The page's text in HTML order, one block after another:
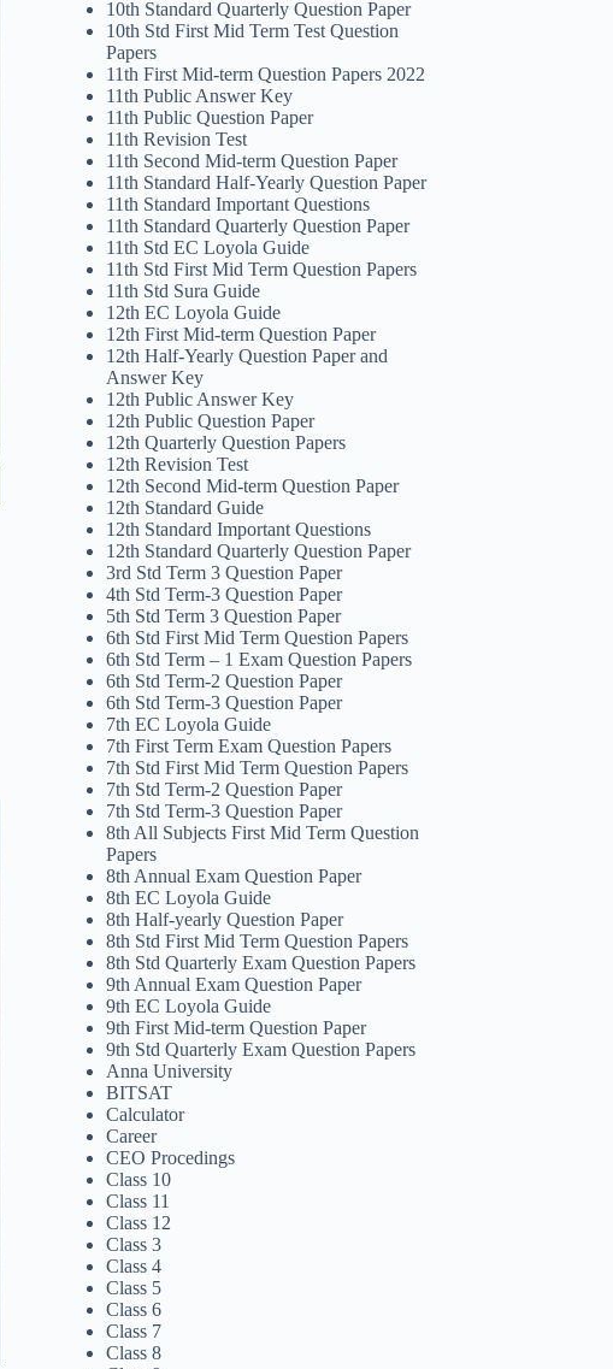
10th Standard Quarterly Question Paper
10th Std First Mid Term Test Question
Papers
11th First Mid-term Question Papers 2022
11th Public Answer Key
11th Public Question Paper
11th Revision Test
11th Second Mid-term Question Paper
11th Standard Half-Yearly Question Paper
11th Standard Important Questions
11th Standard Quarterly Question Paper
11th Std EC Loyola Guide
11th Std First Mid Term Question Papers
11th Std Sura Guide
12th EC Loyola Guide
12th First Mid-term Question Paper
12th Half-Yearly Question Paper and
Answer Key
12th Public Answer Key
12th Public Question Paper
12th Quarterly Question Papers
12th Revision Test
12th Second Mid-term Question Paper
12th Standard Guide
12th Standard Important Questions
12th Standard Quarterly Question Paper
3rd Std Term 3 Question Paper
4th Std Term-3 Question Paper
5th Std Term 3 Question Paper
6th Std First Mid Term Question Papers
6th Std Term – 1 Exam Question Papers
6th Std Term-2 Question Paper
6th Std Term-3 Question Paper
7th EC Loyola Guide
7th First Term Exam Question Papers
7th Std First Mid Term Question Papers
7th Std Term-2 Question Paper
7th Std Term-3 Question Paper
8th All Subjects First Mid Term Question
Papers
8th Annual Exam Question Paper
8th EC Loyola Guide
8th Half-yearly Question Paper
8th Std First Mid Term Question Papers
8th Std Quarterly Exam Question Papers
9th Annual Exam Question Paper
9th EC Loyola Guide
9th First Mid-term Question Paper
9th Std Quarterly Exam Question Papers
Anna University
BITSAT
Calculator
Career
CEO Procedings
Class 10
Class 11
Class 12
Class 3
Class 4
Class 5
Class 6
Class 7
Class 8